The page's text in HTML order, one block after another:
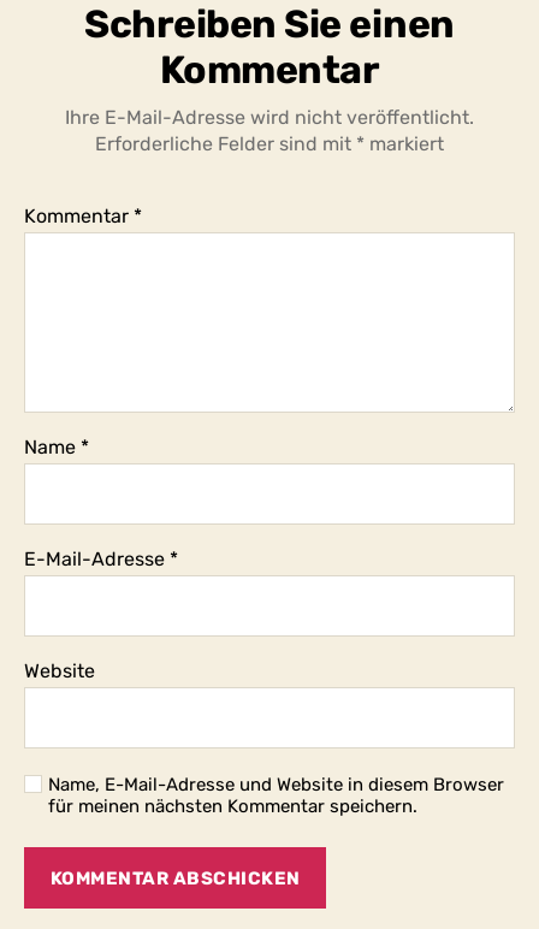
Schreiben Sie einen
Kommentar
Ihre E-Mail-Adresse wird nicht veröffentlicht.
Erforderliche Felder sind mit * markiert
Kommentar *
Name *
E-Mail-Adresse *
Website
Name, E-Mail-Adresse und Website in diesem Browser
für meinen nächsten Kommentar speichern.